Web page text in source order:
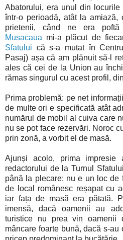
Abatorului, era unul din
într-o perioadă, atât la
prietenii, când ne era poftă
Musacaua mi-a plăcut de
Sfatului că s-a mutat în
Pasaj) așa că am plănuit să-l
ales că cei de la Union au
rămas singurul cu acest profil,
Prima problemă: pe net
de multe ori e specificată atât
numărul de mobil al cuiva care
nu se pot face rezervări. Noroc
prin zonă, a vorbit el de masă.
Ajunși acolo, prima
redactorului de la Turnul
până la plecare: nu e un loc de
de local românesc reșapat cu
iar fața de masă era pătată.
imensă, dacă oamenii au
turistice nu prea vin
mâncare foarte bună, dacă s-